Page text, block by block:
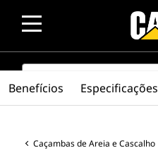
SEARCH
Caçambas de Areia e Cascalho
Benefícios Especificações